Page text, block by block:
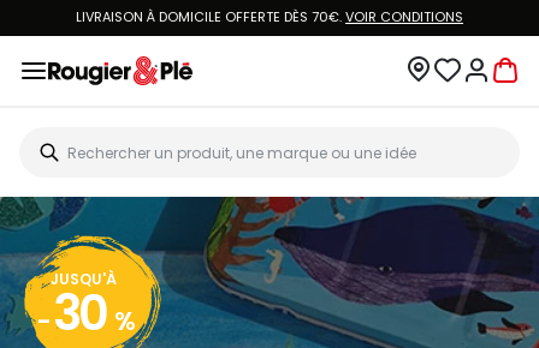
LIVRAISON À DOMICILE OFFERTE DÈS 70€.VOIR CONDITIONS
JUSQU'À
- 30 %